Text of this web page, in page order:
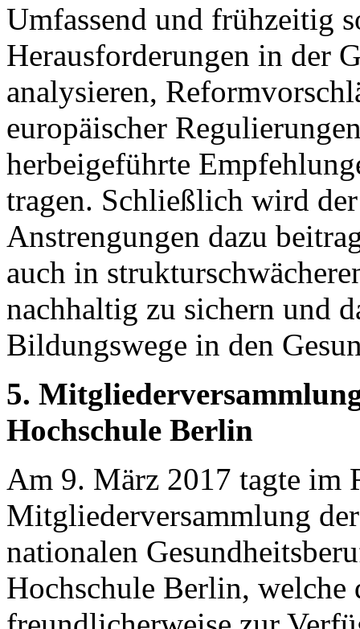
Umfassend und frühzeitig
Herausforderungen in der
analysieren,
europäischer
herbeigeführte
tragen. Schließlich wird
Anstrengungen dazu
auch in
nachhaltig zu sichern und
Bildungswege in den
5.
Hochschule Berlin
Am 9. März 2017 tagte im
Mitgliederversammlung
nationalen
Hochschule Berlin, welche